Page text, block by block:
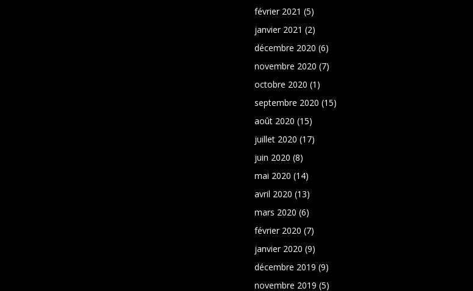
février 2021 (5)
janvier 2021 (2)
décembre 2020 (6)
novembre 2020 (7)
octobre 2020 (1)
septembre 2020 (15)
août 2020 (15)
juillet 2020 (17)
juin 2020 (8)
mai 2020 (14)
avril 2020 (13)
mars 2020 (6)
février 2020 (7)
janvier 2020 (9)
décembre 2019 (9)
novembre 2019 (5)